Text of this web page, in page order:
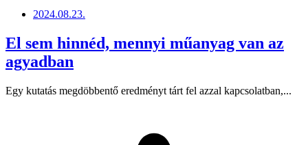
2024.08.23.
El sem hinnéd, mennyi műanyag van az
agyadban
Egy kutatás megdöbbentő eredményt tárt fel azzal kapcsolatban,...